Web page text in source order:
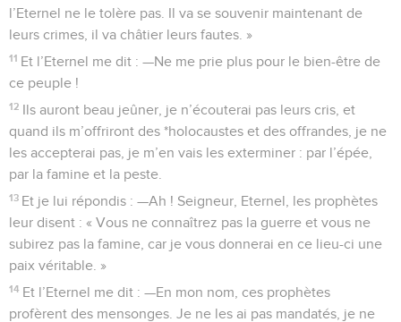
l’Eternel ne le tolère pas. Il va se souvenir maintenant de
leurs crimes, il va châtier leurs fautes. »
11 Et l’Eternel me dit : —Ne me prie plus pour le bien-être de
ce peuple !
12 Ils auront beau jeûner, je n’écouterai pas leurs cris, et
quand ils m’offriront des *holocaustes et des offrandes, je ne
les accepterai pas, je m’en vais les exterminer : par l’épée,
par la famine et la peste.
13 Et je lui répondis : —Ah ! Seigneur, Eternel, les prophètes
leur disent : « Vous ne connaîtrez pas la guerre et vous ne
subirez pas la famine, car je vous donnerai en ce lieu-ci une
paix véritable. »
14 Et l’Eternel me dit : —En mon nom, ces prophètes
profèrent des mensonges. Je ne les ai pas mandatés, je ne